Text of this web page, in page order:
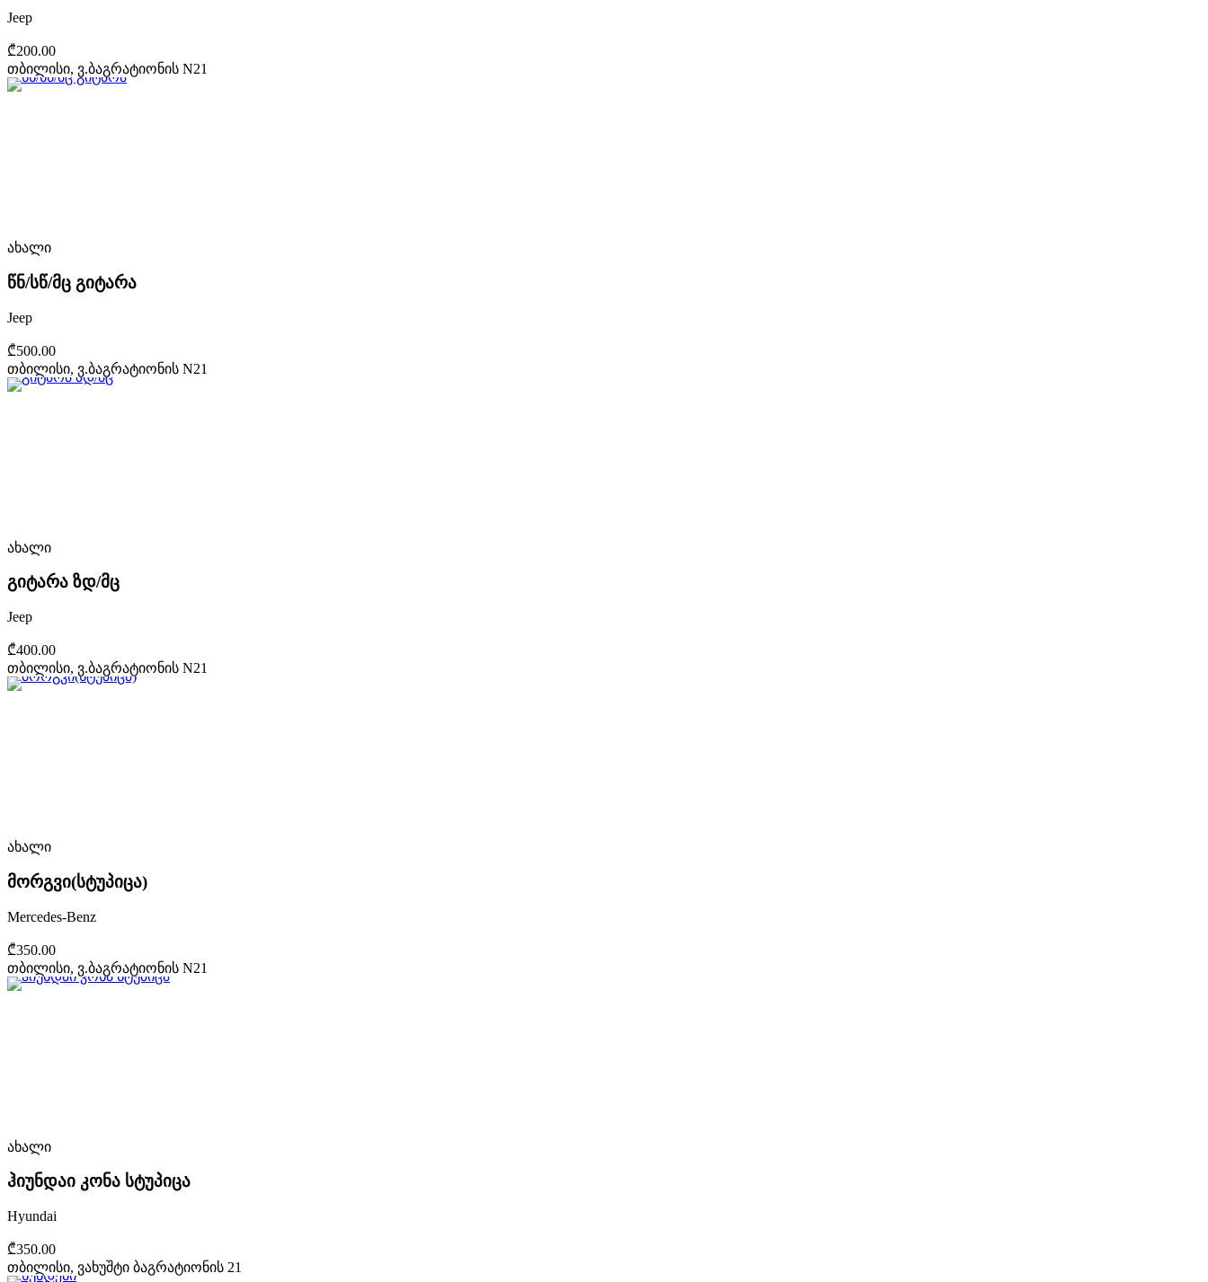
Jeep
₾200.00
თბილისი, ვ.ბაგრატიონის N21
ახალი
წნ/სწ/მც გიტარა
Jeep
₾500.00
თბილისი, ვ.ბაგრატიონის N21
ახალი
გიტარა ზდ/მც
Jeep
₾400.00
თბილისი, ვ.ბაგრატიონის N21
ახალი
მორგვი(სტუპიცა)
Mercedes-Benz
₾350.00
თბილისი, ვ.ბაგრატიონის N21
ახალი
ჰიუნდაი კონა სტუპიცა
Hyundai
₾350.00
თბილისი, ვახუშტი ბაგრატიონის 21